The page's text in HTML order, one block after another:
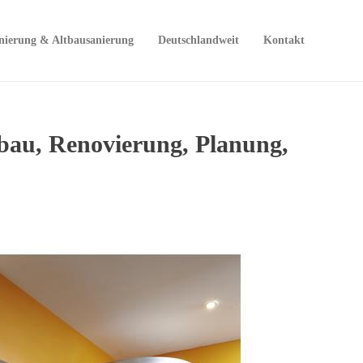
& Altbausanierung Deutschlandweit Kontakt
Renovierung, Planung,